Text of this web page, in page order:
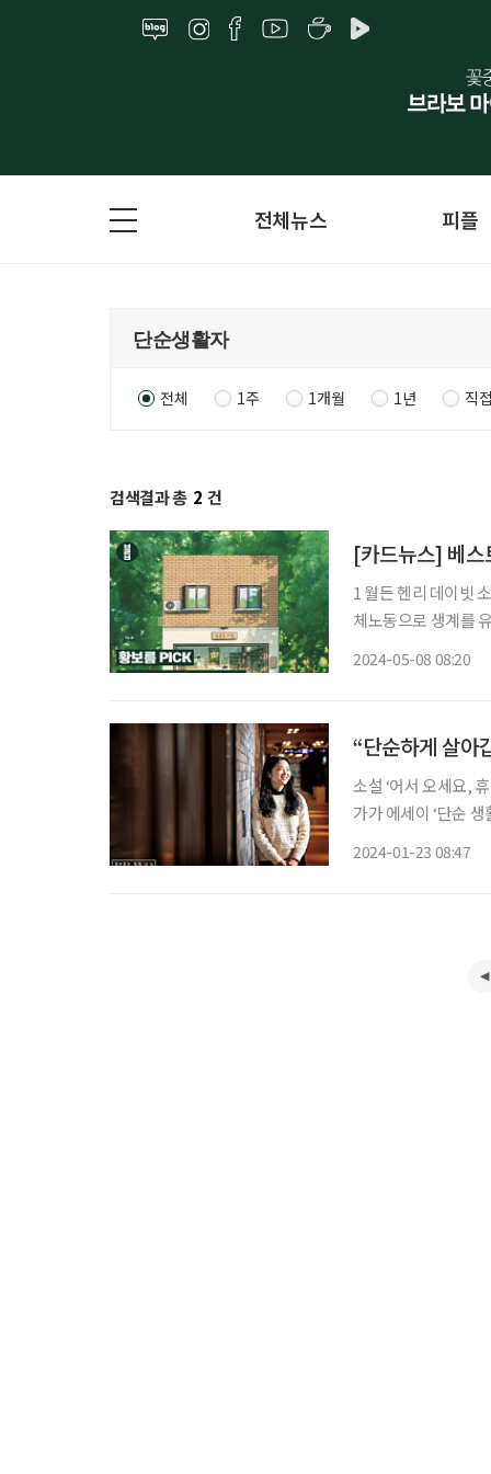
전체뉴스 피플
전체 1주 1개월 1년 직
검색결과 총 2 건
[카드뉴스] 베스
1 월든 헨리 데이빗 소로우 / 은행나무 “하버드를
체노동으로 생계를
2024-05-08 08:20
“단순하게 살아
소설 ‘어서 오세요,
가가 에세이 ‘단순
2024-01-23 08:47